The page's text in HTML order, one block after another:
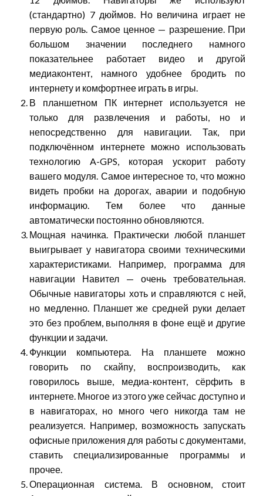
(стандартно) 7 дюймов. Но величина играет не
первую роль. Самое ценное — разрешение. При
большом значении последнего намного
показательнее работает видео и другой
медиаконтент, намного удобнее бродить по
интернету и комфортнее играть в игры.
В планшетном ПК интернет используется не
только для развлечения и работы, но и
непосредственно для навигации. Так, при
подключённом интернете можно использовать
технологию A-GPS, которая ускорит работу
вашего модуля. Самое интересное то, что можно
видеть пробки на дорогах, аварии и подобную
информацию. Тем более что данные
автоматически постоянно обновляются.
Мощная начинка. Практически любой планшет
выигрывает у навигатора своими техническими
характеристиками. Например, программа для
навигации Навител — очень требовательная.
Обычные навигаторы хоть и справляются с ней,
но медленно. Планшет же средней руки делает
это без проблем, выполняя в фоне ещё и другие
функции и задачи.
Функции компьютера. На планшете можно
говорить по скайпу, воспроизводить, как
говорилось выше, медиа-контент, сёрфить в
интернете. Многое из этого уже сейчас доступно и
в навигаторах, но много чего никогда там не
реализуется. Например, возможность запускать
офисные приложения для работы с документами,
ставить специализированные программы и
прочее.
Операционная система. В основном, стоит